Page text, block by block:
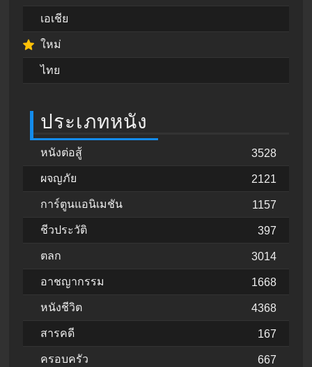
เอเชีย
ใหม่
ไทย
ประเภทหนัง
หนังต่อสู้ 3528
ผจญภัย 2121
การ์ตูนแอนิเมชัน 1157
ชีวประวัติ 397
ตลก 3014
อาชญากรรม 1668
หนังชีวิต 4368
สารคดี 167
ครอบครัว 667